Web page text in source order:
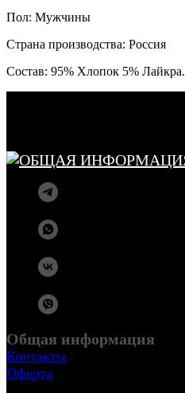
Пол: Мужчины
Страна производства: Россия
Состав: 95% Хлопок 5% Лайкра.
Общая информация
Контакты
Оферта